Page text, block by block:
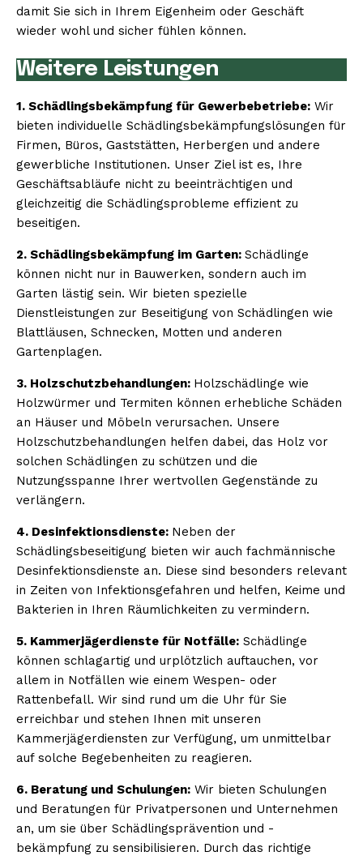
damit Sie sich in Ihrem Eigenheim oder Geschäft
wieder wohl und sicher fühlen können.
Weitere Leistungen
1. Schädlingsbekämpfung für Gewerbebetriebe: Wir
bieten individuelle Schädlingsbekämpfungslösungen für
Firmen, Büros, Gaststätten, Herbergen und andere
gewerbliche Institutionen. Unser Ziel ist es, Ihre
Geschäftsabläufe nicht zu beeinträchtigen und
gleichzeitig die Schädlingsprobleme effizient zu
beseitigen.
2. Schädlingsbekämpfung im Garten: Schädlinge
können nicht nur in Bauwerken, sondern auch im
Garten lästig sein. Wir bieten spezielle
Dienstleistungen zur Beseitigung von Schädlingen wie
Blattläusen, Schnecken, Motten und anderen
Gartenplagen.
3. Holzschutzbehandlungen: Holzschädlinge wie
Holzwürmer und Termiten können erhebliche Schäden
an Häuser und Möbeln verursachen. Unsere
Holzschutzbehandlungen helfen dabei, das Holz vor
solchen Schädlingen zu schützen und die
Nutzungsspanne Ihrer wertvollen Gegenstände zu
verlängern.
4. Desinfektionsdienste: Neben der
Schädlingsbeseitigung bieten wir auch fachmännische
Desinfektionsdienste an. Diese sind besonders relevant
in Zeiten von Infektionsgefahren und helfen, Keime und
Bakterien in Ihren Räumlichkeiten zu vermindern.
5. Kammerjägerdienste für Notfälle: Schädlinge
können schlagartig und urplötzlich auftauchen, vor
allem in Notfällen wie einem Wespen- oder
Rattenbefall. Wir sind rund um die Uhr für Sie
erreichbar und stehen Ihnen mit unseren
Kammerjägerdiensten zur Verfügung, um unmittelbar
auf solche Begebenheiten zu reagieren.
6. Beratung und Schulungen: Wir bieten Schulungen
und Beratungen für Privatpersonen und Unternehmen
an, um sie über Schädlingsprävention und -
bekämpfung zu sensibilisieren. Durch das richtige